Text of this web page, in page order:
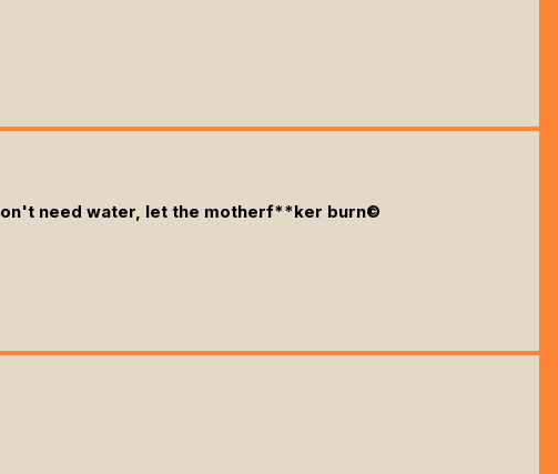
need water, let the motherf**ker burn©